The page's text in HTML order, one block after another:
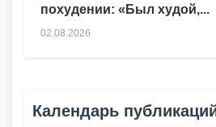
похудении: «Был худой,...
02.08.2026
Календарь